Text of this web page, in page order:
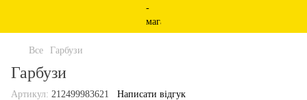
Все Гарбузи
Гарбузи
Артикул: 212499983621 Написати відгук